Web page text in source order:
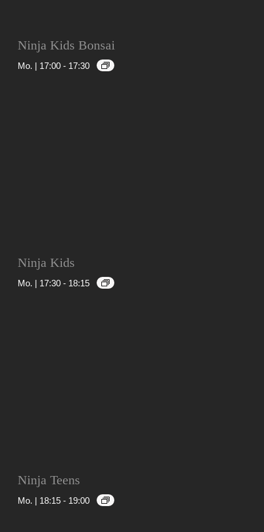
Ninja Kids Bonsai
Mo. | 17:00 - 17:30
Ninja Kids
Mo. | 17:30 - 18:15
Ninja Teens
Mo. | 18:15 - 19:00